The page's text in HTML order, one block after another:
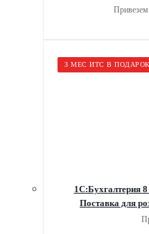
Привезем
3 МЕС ИТС В
1С:Бухгалтерия
Поставка для